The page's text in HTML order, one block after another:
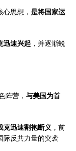
思想， 是将国家运
迅速兴起 ，并逐渐蜕
阵营， 与美国为首
克迅速割袍断义 ，前
际反共力量的突袭